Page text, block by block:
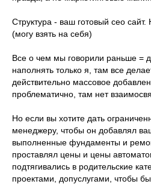
Структура - ваш готовый сео
(могу взять на себя)
Все о чем мы говорили раньше =
наполнять только я, там все
действительно массовое
проблематично, там нет
Но если вы хотите дать
менеджеру, чтобы он добавлял
выполненные фундаменты и
проставлял цены и цены
подтягивались в родительские
проектами, допуслугами, чтобы